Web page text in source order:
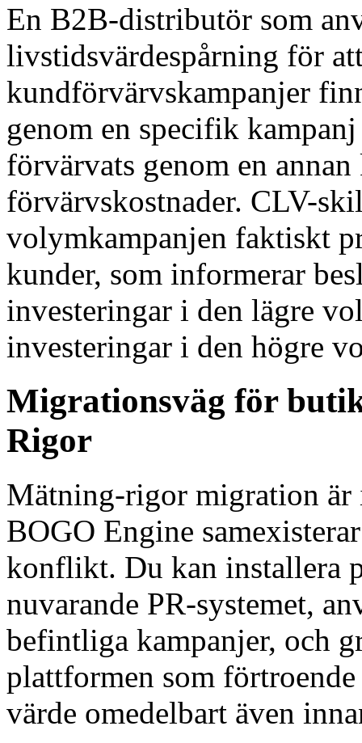
En B2B-distributör som
livstidsvärdespårning för
kundförvärvskampanjer
genom en specifik
förvärvats genom en
förvärvskostnader. CLV-
volymkampanjen faktiskt
kunder, som informerar
investeringar i den lägre
investeringar i den högre
Migrationsväg för
Rigor
Mätning-rigor migration är
BOGO Engine
konflikt. Du kan installera
nuvarande PR-systemet,
befintliga kampanjer, och
plattformen som
värde omedelbart även